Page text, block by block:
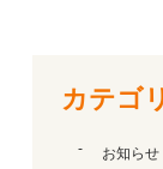
カテゴ
お知らせ